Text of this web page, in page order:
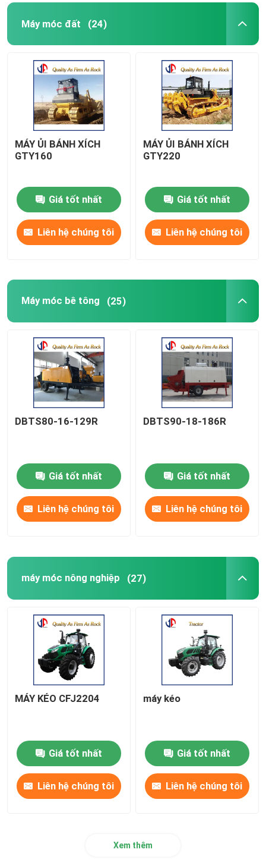
Sản phẩm
Tham quan nhà máy
Kiểm soát chất lượng
Tin tức
Yêu cầu báo giá
Vật liệu xây dựng đường
Thiết bị thử nghiệm đường bộ
Máy chế tạo đường bộ
Máy móc đất
máy móc nông nghiệp
Máy đào
Các loại khác
Phụ tùng
Máy phá băng rung
Máy móc đất (24)
MÁY ỦI BÁNH XÍCH
GTY160
Giá tốt nhất
Liên hệ chúng tôi
MÁY ỦI BÁNH XÍCH
GTY220
Giá tốt nhất
Liên hệ chúng tôi
Máy móc bê tông (25)
DBTS80-16-129R
Giá tốt nhất
Liên hệ chúng tôi
DBTS90-18-186R
Giá tốt nhất
Liên hệ chúng tôi
máy móc nông nghiệp (27)
MÁY KÉO CFJ2204
Giá tốt nhất
Liên hệ chúng tôi
máy kéo
Giá tốt nhất
Liên hệ chúng tôi
Xem thêm